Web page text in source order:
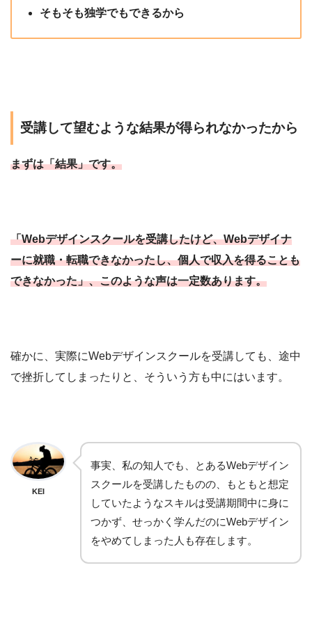
そもそも独学でもできるから
受講して望むような結果が得られなかったから
まずは「結果」です。
「Webデザインスクールを受講したけど、Webデザイナ
ーに就職・転職できなかったし、個人で収入を得ることも
できなかった」、このような声は一定数あります。
確かに、実際にWebデザインスクールを受講しても、途中
で挫折してしまったりと、そういう方も中にはいます。
KEI
事実、私の知人でも、とあるWebデザイン
スクールを受講したものの、もともと想定
していたようなスキルは受講期間中に身に
つかず、せっかく学んだのにWebデザイン
をやめてしまった人も存在します。